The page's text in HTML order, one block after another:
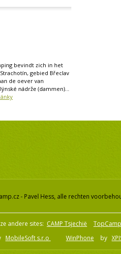
bevindt zich in het
gebied Břeclav
de oever van
nádrže (dammen)...
- Pavel Hess, alle rechten
andere sites: CAMP Tsjechië
MobileSoft s.r.o WinPhone by